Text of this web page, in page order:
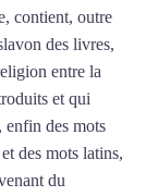
contient, outre
des livres,
entre la
et qui
enfin des mots
des mots latins,
du